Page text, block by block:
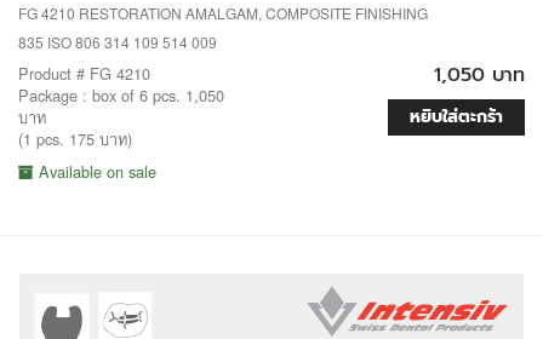
FG 4210 RESTORATION AMALGAM, COMPOSITE FINISHING
835 ISO 806 314 109 514 009
Product # FG 4210
Package : box of 6 pcs. 1,050
บาท
(1 pcs. 175 บาท)
Available on sale
1,050 บาท
หยิบใส่ตะกร้า